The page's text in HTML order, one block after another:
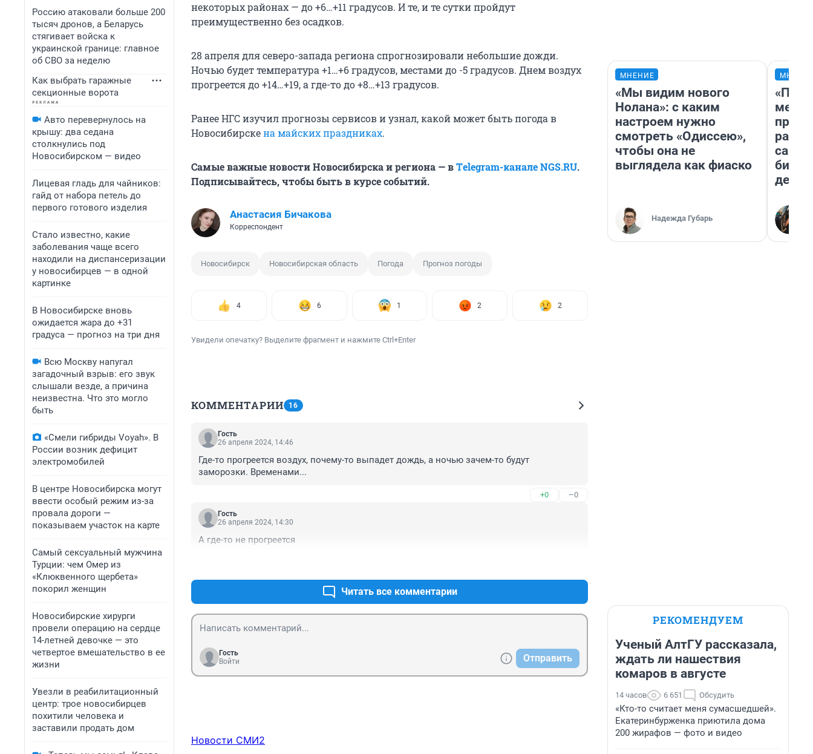
Россию атаковали больше 200
тысяч дронов, а Беларусь
стягивает войска к
украинской границе: главное
об СВО за неделю
Как выбрать гаражные
секционные ворота
Авто перевернулось на
крышу: два седана
столкнулись под
Новосибирском — видео
Лицевая гладь для чайников:
гайд от набора петель до
первого готового изделия
Стало известно, какие
заболевания чаще всего
находили на диспансеризации
у новосибирцев — в одной
картинке
В Новосибирске вновь
ожидается жара до +31
градуса — прогноз на три дня
Всю Москву напугал
загадочный взрыв: его звук
слышали везде, а причина
неизвестна. Что это могло
быть
«Смели гибриды Voyah». В
России возник дефицит
электромобилей
В центре Новосибирска могут
ввести особый режим из-за
провала дороги —
показываем участок на карте
Самый сексуальный мужчина
Турции: чем Омер из
«Клюквенного щербета»
покорил женщин
Новосибирские хирурги
провели операцию на сердце
14-летней девочке — это
четвертое вмешательство в ее
жизни
Увезли в реабилитационный
центр: трое новосибирцев
похитили человека и
заставили продать дом
некоторых районах — до +6…+11 градусов. И те, и те сутки пройдут
преимущественно без осадков.
28 апреля для северо-запада региона спрогнозировали небольшие дожди.
Ночью будет температура +1…+6 градусов, местами до -5 градусов. Днем воздух
прогреется до +14…+19, а где-то до +8…+13 градусов.
Ранее НГС изучил прогнозы сервисов и узнал, какой может быть погода в
Новосибирскена майских праздниках.
Самые важные новости Новосибирска и региона — вТelegram-канале NGS.RU.
Подписывайтесь, чтобы быть в курсе событий.
Анастасия Бичакова
Корреспондент
Новосибирск Новосибирская область Погода Прогноз погоды
4 6 1 2 2
Увидели опечатку? Выделите фрагмент и нажмите Ctrl+Enter
КОММЕНТАРИИ 16
Гость
26 апреля 2024, 14:46
Где-то прогреется воздух, почему-то выпадет дождь, а ночью зачем-то будут
заморозки. Временами...
+0 –0
Гость
26 апреля 2024, 14:30
А где-то не прогреется
Читать все комментарии
Гость
Войти
Отправить
Новости СМИ2
МНЕНИЕ
«Мы видим нового
Нолана»: с каким
настроем нужно
смотреть «Одиссею»,
чтобы она не
выглядела как фиаско
Надежда Губарь
РЕКОМЕНДУЕМ
Ученый АлтГУ рассказала,
ждать ли нашествия
комаров в августе
14 часов 6 651 Обсудить
«Кто-то считает меня сумасшедшей».
Екатеринбурженка приютила дома
200 жирафов — фото и видео